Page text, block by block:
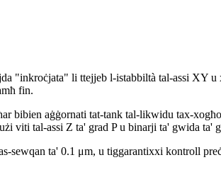
"inkroċjata" li ttejjeb l-istabbiltà tal-assi
fin.
bibien aġġornati tat-tank tal-likwidu tax-
viti tal-assi Z ta' grad P u binarji ta' gwida
sewqan ta' 0.1 μm, u tiggarantixxi kontroll